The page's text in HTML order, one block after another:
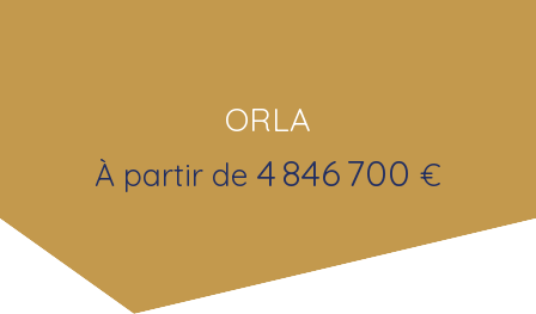
ORLA
À partir de 4 846 700 €